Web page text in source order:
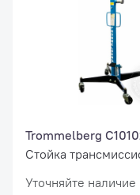
Trommelberg
Стойка
Уточняйте наличие